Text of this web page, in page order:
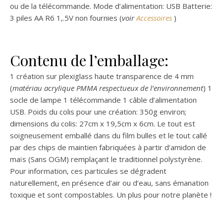
ou de la télécommande. Mode d’alimentation: USB Batterie:
3 piles AA R6 1,.5V non fournies (voirAccessoires )
Contenu de l’emballage:
1 création sur plexiglass haute transparence de 4 mm
(matériau acrylique PMMA respectueux de l’environnement) 1
socle de lampe 1 télécommande 1 câble d’alimentation
USB. Poids du colis pour une création: 350g environ;
dimensions du colis: 27cm x 19,5cm x 6cm. Le tout est
soigneusement emballé dans du film bulles et le tout callé
par des chips de maintien fabriquées à partir d’amidon de
maïs (Sans OGM) remplaçant le traditionnel polystyrène.
Pour information, ces particules se dégradent
naturellement, en présence d’air ou d’eau, sans émanation
toxique et sont compostables. Un plus pour notre planète !